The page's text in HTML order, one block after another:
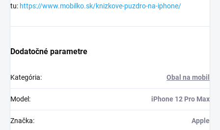
tu: https://www.mobilko.sk/knizkove-puzdro-na-iphone/
Dodatočné parametre
Kategória: Obal na mobil
Model : iPhone 12 Pro Max
Značka: Apple